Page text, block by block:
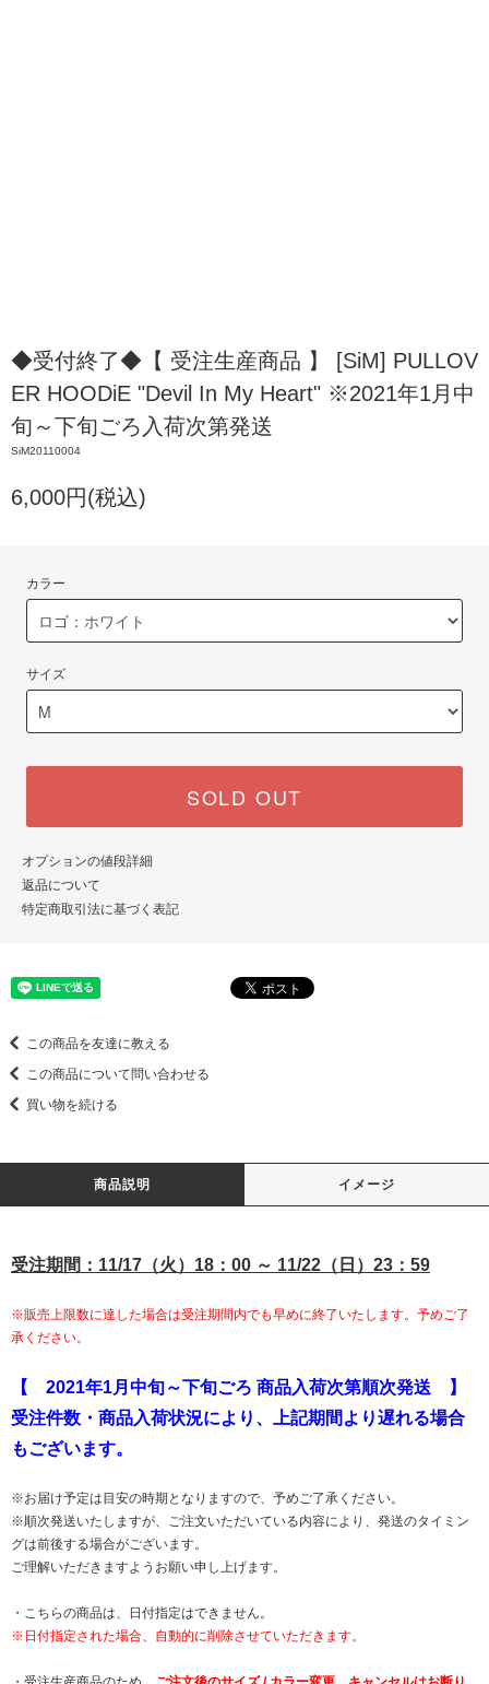
◆受付終了◆【 受注生産商品 】 [SiM] PULLOV
ER HOODiE "Devil In My Heart" ※2021年1月中
旬～下旬ごろ入荷次第発送
SiM20110004
6,000円(税込)
カラー
サイズ
SOLD OUT
オプションの値段詳細
返品について
特定商取引法に基づく表記
この商品を友達に教える
この商品について問い合わせる
買い物を続ける
商品説明 イメージ
受注期間：11/17（火）18：00 ～ 11/22（日）23：59
※販売上限数に達した場合は受注期間内でも早めに終了いたします。予めご了
承ください。
【 2021年1月中旬～下旬ごろ 商品入荷次第順次発送 】
受注件数・商品入荷状況により、上記期間より遅れる場合
もございます。
※お届け予定は目安の時期となりますので、予めご了承ください。
※順次発送いたしますが、ご注文いただいている内容により、発送のタイミン
グは前後する場合がございます。
ご理解いただきますようお願い申し上げます。
・こちらの商品は、日付指定はできません。
※日付指定された場合、自動的に削除させていただきます。